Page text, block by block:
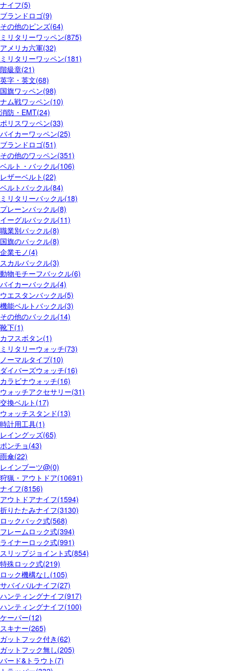
ナイフ(5)
ブランドロゴ(9)
その他のピンズ(64)
ミリタリーワッペン(875)
アメリカ六軍(32)
ミリタリーワッペン(181)
階級章(21)
英字・英文(68)
国旗ワッペン(98)
ナム戦ワッペン(10)
消防・EMT(24)
ポリスワッペン(33)
バイカーワッペン(25)
ブランドロゴ(51)
その他のワッペン(351)
ベルト・バックル(106)
レザーベルト(22)
ベルトバックル(84)
ミリタリーバックル(18)
プレーンバックル(8)
イーグルバックル(11)
職業別バックル(8)
国旗のバックル(8)
企業モノ(4)
スカルバックル(3)
動物モチーフバックル(6)
バイカーバックル(4)
ウエスタンバックル(5)
機能ベルトバックル(3)
その他のバックル(14)
靴下(1)
カフスボタン(1)
ミリタリーウォッチ(73)
ノーマルタイプ(10)
ダイバーズウォッチ(16)
カラビナウォッチ(16)
ウォッチアクセサリー(31)
交換ベルト(17)
ウォッチスタンド(13)
時計用工具(1)
レイングッズ(65)
ポンチョ(43)
雨傘(22)
レインブーツ@(0)
狩猟・アウトドア(10691)
ナイフ(8156)
アウトドアナイフ(1594)
折りたたみナイフ(3130)
ロックバック式(568)
フレームロック式(394)
ライナーロック式(991)
スリップジョイント式(854)
特殊ロック式(219)
ロック機構なし(105)
サバイバルナイフ(27)
ハンティングナイフ(917)
ハンティングナイフ(100)
ケーパー(12)
スキナー(265)
ガットフック付き(62)
ガットフック無し(205)
バード&トラウト(7)